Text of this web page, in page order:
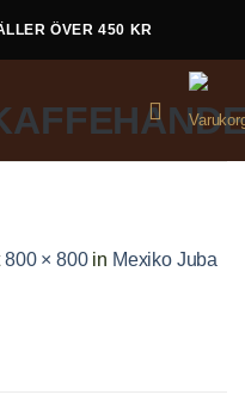
ÖVER 450 KR
800 × 800in Mexiko Juba